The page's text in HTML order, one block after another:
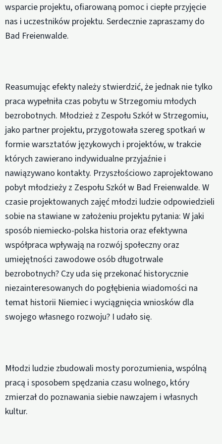
wsparcie projektu, ofiarowaną pomoc i ciepłe przyjęcie
nas i uczestników projektu. Serdecznie zapraszamy do
Bad Freienwalde.
Reasumując efekty należy stwierdzić, że jednak nie tylko
praca wypełniła czas pobytu w Strzegomiu młodych
bezrobotnych. Młodzież z Zespołu Szkół w Strzegomiu,
jako partner projektu, przygotowała szereg spotkań w
formie warsztatów językowych i projektów, w trakcie
których zawierano indywidualne przyjaźnie i
nawiązywano kontakty. Przyszłościowo zaprojektowano
pobyt młodzieży z Zespołu Szkół w Bad Freienwalde. W
czasie projektowanych zajęć młodzi ludzie odpowiedzieli
sobie na stawiane w założeniu projektu pytania: W jaki
sposób niemiecko-polska historia oraz efektywna
współpraca wpływają na rozwój społeczny oraz
umiejętności zawodowe osób długotrwale
bezrobotnych? Czy uda się przekonać historycznie
niezainteresowanych do pogłębienia wiadomości na
temat historii Niemiec i wyciągnięcia wniosków dla
swojego własnego rozwoju? I udało się.
Młodzi ludzie zbudowali mosty porozumienia, wspólną
pracą i sposobem spędzania czasu wolnego, który
zmierzał do poznawania siebie nawzajem i własnych
kultur.